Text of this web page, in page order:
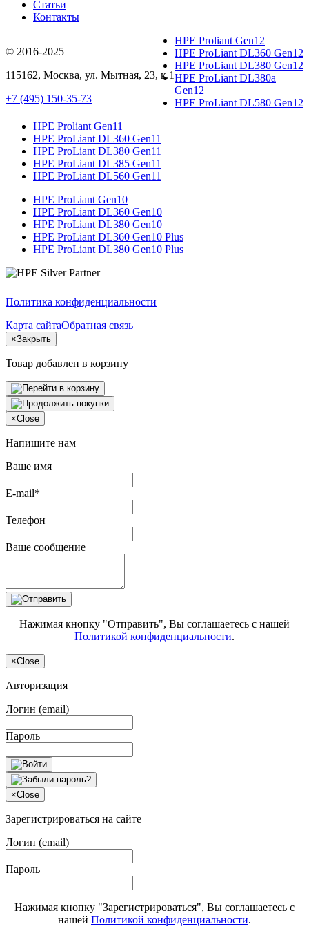
Статьи
Контакты
© 2016-2025
115162, Москва, ул. Мытная, 23, к.1
+7 (495) 150-35-73
HPE Proliant Gen12
HPE ProLiant DL360 Gen12
HPE ProLiant DL380 Gen12
HPE ProLiant DL380a
Gen12
HPE ProLiant DL580 Gen12
HPE Proliant Gen11
HPE ProLiant DL360 Gen11
HPE ProLiant DL380 Gen11
HPE ProLiant DL385 Gen11
HPE ProLiant DL560 Gen11
HPE ProLiant Gen10
HPE ProLiant DL360 Gen10
HPE ProLiant DL380 Gen10
HPE ProLiant DL360 Gen10 Plus
HPE ProLiant DL380 Gen10 Plus
Политика конфиденциальности
Карта сайтаОбратная связь
×Закрыть
Товар добавлен в корзину
×Close
Напишите нам
Ваше имя
E-mail*
Телефон
Ваше сообщение
Нажимая кнопку "Отправить", Вы соглашаетесь с нашей
Политикой конфиденциальности.
×Close
Авторизация
Логин (email)
Пароль
×Close
Зарегистрироваться на сайте
Логин (email)
Пароль
Нажимая кнопку "Зарегистрироваться", Вы соглашаетесь с
нашей Политикой конфиденциальности.